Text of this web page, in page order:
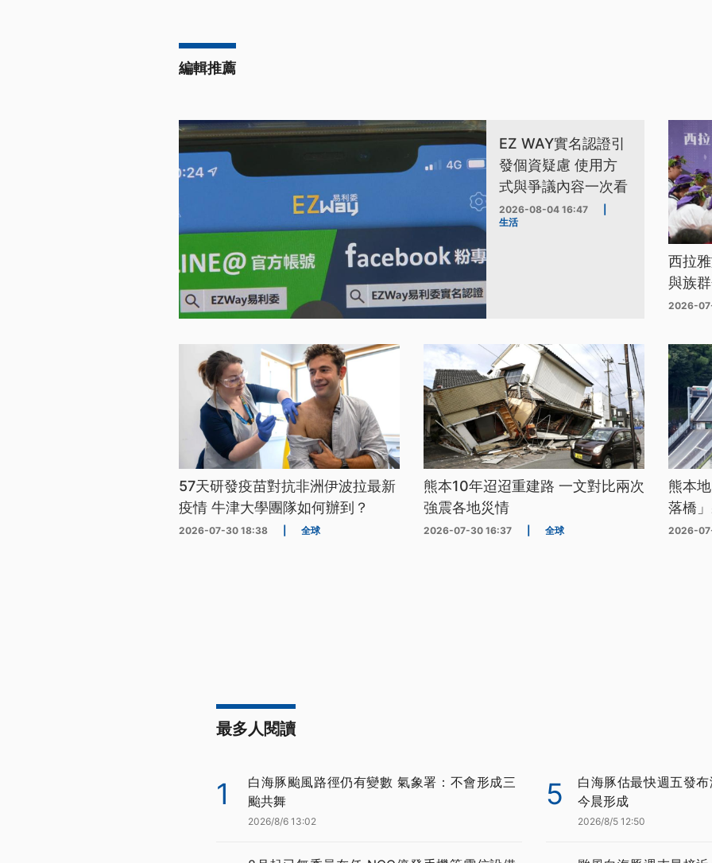
編輯推薦
EZ WAY實名認證引
發個資疑慮 使用方
式與爭議內容一次看
2026-08-04 16:47
生活
西拉
與族
2026-
57天研發疫苗對抗非洲伊波拉最新
疫情 牛津大學團隊如何辦到？
2026-07-30 18:38 全球
熊本10年迢迢重建路 一文對比兩次
強震各地災情
2026-07-30 16:37 全球
熊本
落橋
2026-
最多人閱讀
1
白海豚颱風路徑仍有變數 氣象署：不會形成三
颱共舞
2026/8/6 13:02
5
白海豚估最快週五發
今晨形成
2026/8/5 12:50